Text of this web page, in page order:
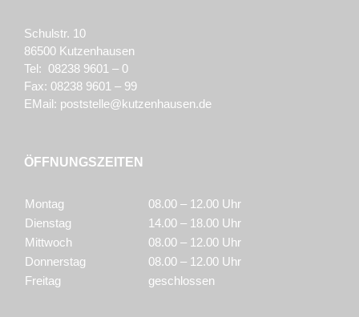
Schulstr. 10
86500 Kutzenhausen
Tel: 08238 9601 – 0
Fax: 08238 9601 – 99
EMail: poststelle@kutzenhausen.de
ÖFFNUNGSZEITEN
Montag
08.00 – 12.00 Uhr
Dienstag
14.00 – 18.00 Uhr
Mittwoch
08.00 – 12.00 Uhr
Donnerstag
08.00 – 12.00 Uhr
Freitag
geschlossen